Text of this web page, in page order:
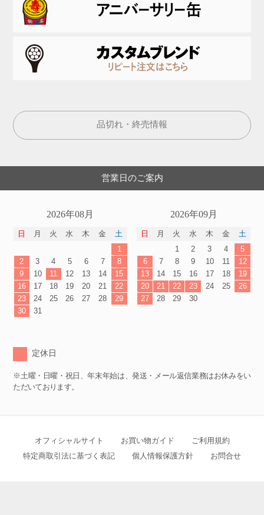
品切れ・終売情報
営業日のご案内
2026年08月
日 月 火 水 木 金
土
1
2
3 4 5 6 7
8
9
10 11 12 13 14
15
16
17 18 19 20 21
22
23
24 25 26 27 28
29
30
31
2026年09月
日 月 火 水 木 金
土
1
2 3 4
5
6
7 8 9 10 11
12
13
14 15 16 17 18
19
20
21 22 23 24 25
26
27
28 29 30
定休日
※土曜・日曜・祝日、年末年始は、発送・メール返信業務はお休みをい
ただいております。
オフィシャルサイト お買い物ガイド
ご利用規約
特定商取引法に基づく表記
個人情報保護方針 お問合せ